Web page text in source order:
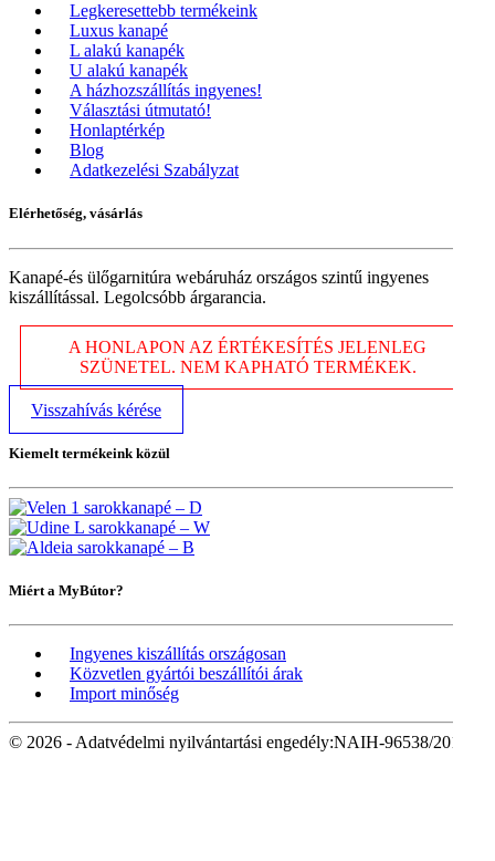
Legkeresettebb termékeink
Luxus kanapé
L alakú kanapék
U alakú kanapék
A házhozszállítás ingyenes!
Választási útmutató!
Honlaptérkép
Blog
Adatkezelési Szabályzat
Elérhetőség, vásárlás
Kanapé-és ülőgarnitúra webáruház országos szintű ingyenes
kiszállítással. Legolcsóbb árgarancia.
A HONLAPON AZ ÉRTÉKESÍTÉS JELENLEG
SZÜNETEL. NEM KAPHATÓ TERMÉKEK.
Visszahívás kérése
Kiemelt termékeink közül
Miért a MyBútor?
Ingyenes kiszállítás országosan
Közvetlen gyártói beszállítói árak
Import minőség
© 2026 - Adatvédelmi nyilvántartási engedély:NAIH-96538/2016